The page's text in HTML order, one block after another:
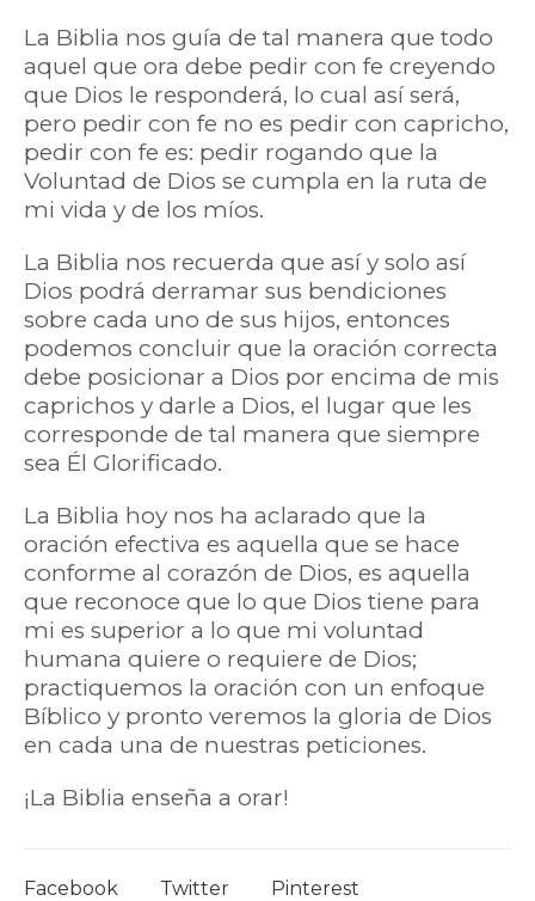
La Biblia nos guía de tal manera que todo
aquel que ora debe pedir con fe creyendo
que Dios le responderá, lo cual así será,
pero pedir con fe no es pedir con capricho,
pedir con fe es: pedir rogando que la
Voluntad de Dios se cumpla en la ruta de
mi vida y de los míos.
La Biblia nos recuerda que así y solo así
Dios podrá derramar sus bendiciones
sobre cada uno de sus hijos, entonces
podemos concluir que la oración correcta
debe posicionar a Dios por encima de mis
caprichos y darle a Dios, el lugar que les
corresponde de tal manera que siempre
sea Él Glorificado.
La Biblia hoy nos ha aclarado que la
oración efectiva es aquella que se hace
conforme al corazón de Dios, es aquella
que reconoce que lo que Dios tiene para
mi es superior a lo que mi voluntad
humana quiere o requiere de Dios;
practiquemos la oración con un enfoque
Bíblico y pronto veremos la gloria de Dios
en cada una de nuestras peticiones.
¡La Biblia enseña a orar!
Facebook Twitter Pinterest